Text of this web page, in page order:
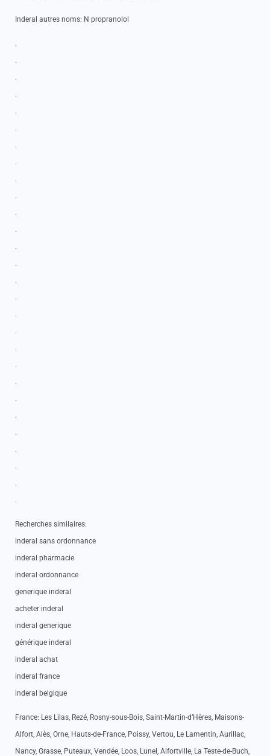
Inderal autres noms: N propranolol
.
.
.
.
.
.
.
.
.
.
.
.
.
.
.
.
.
.
.
.
.
.
.
.
.
.
.
.
Recherches similaires:
inderal sans ordonnance
inderal pharmacie
inderal ordonnance
generique inderal
acheter inderal
inderal generique
générique inderal
inderal achat
inderal france
inderal belgique
France: Les Lilas, Rezé, Rosny-sous-Bois, Saint-Martin-d’Hères, Maisons-
Alfort, Alès, Orne, Hauts-de-France, Poissy, Vertou, Le Lamentin, Aurillac,
Nancy, Grasse, Puteaux, Vendée, Loos, Lunel, Alfortville, La Teste-de-Buch,